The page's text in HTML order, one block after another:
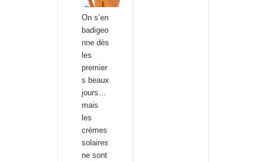
On s’en
badigeo
nne dès
les
premier
s beaux
jours…
mais
les
crèmes
solaires
ne sont